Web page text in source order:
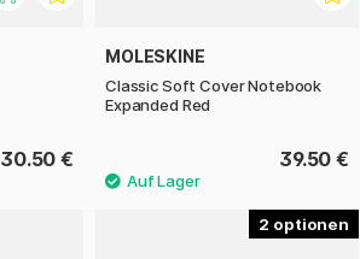
30.50 €
MOLESKINE
Classic Soft Cover Notebook
Expanded Red
39.50 €
2